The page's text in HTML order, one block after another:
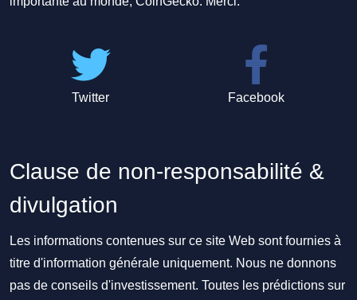
Twitter Facebook
Clause de non-responsabilité &
divulgation
Les informations contenues sur ce site Web sont fournies à
titre d'information générale uniquement. Nous ne donnons
pas de conseils d'investissement. Toutes les prédictions sur